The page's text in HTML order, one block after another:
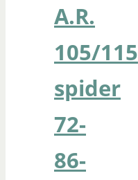
A.R.
105/115
spider
72-
86-